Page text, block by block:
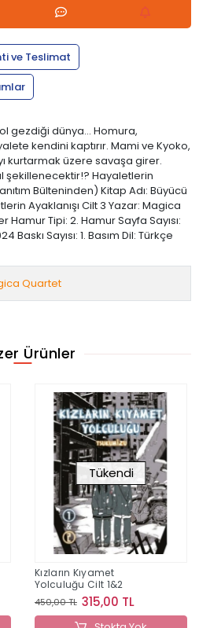
ve Teslimat
gezdiği dünya… Homura,
kendini kaptırır. Mami ve Kyoko,
kurtarmak üzere savaşa girer.
şekillenecektir!? Hayaletlerin
Bülteninden) Kitap Adı: Büyücü
Ayaklanışı Cilt 3 Yazar: Magica
Hamur Tipi: 2. Hamur Sayfa Sayısı:
Baskı Sayısı: 1. Basım Dil: Türkçe
Quartet
Ürünler
Tükendi
Kızların Kıyamet
Yolculuğu Cilt 1&2
450,00 TL 315,00 TL